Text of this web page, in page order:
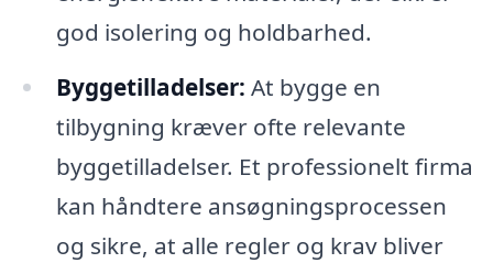
god isolering og holdbarhed.
Byggetilladelser: At bygge en
tilbygning kræver ofte relevante
byggetilladelser. Et professionelt firma
kan håndtere ansøgningsprocessen
og sikre, at alle regler og krav bliver